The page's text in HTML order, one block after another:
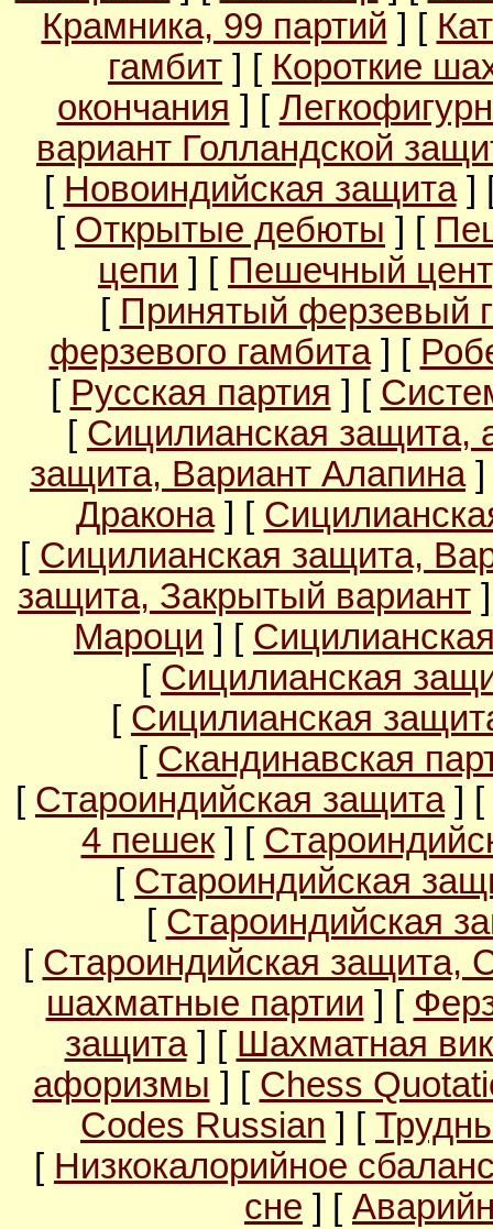
Крамника, 99 партий ] [
гамбит ] [ Короткие
окончания ] [
вариант Голландской
[ Новоиндийская защита]
[ Открытые дебюты ] [
цепи ] [ Пешечный
[ Принятый ферзевый
ферзевого гамбита] [
[ Русская партия ] [
[ Сицилианская защита,
защита, Вариант Алапина]
Дракона] [
[ Сицилианская защита,
защита, Закрытый вариант
Мароци ] [
[ Сицилианская
[ Сицилианская
[ Скандинавская
[ Староиндийская защита] [
4 пешек] [
[ Староиндийская
[ Староиндийская
[ Староиндийская защита,
шахматные партии ] [
защита] [ Шахматная
афоризмы ] [ Chess
Codes Russian ] [
[ Низкокалорийное
сне ] [